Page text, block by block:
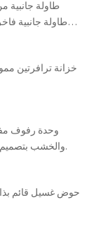
طاولة جانبية
خزانة ترافرتين
وحدة رفوف
والخشب بتصميم إمبيرادور، بألوان طبيعية وغامقة.
حوض غسيل قائم